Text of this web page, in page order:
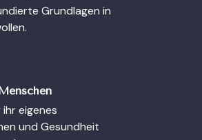
Grundlagen in
eigenes
und Gesundheit